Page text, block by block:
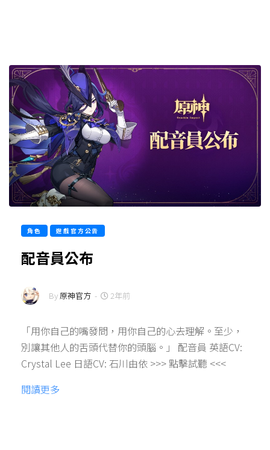
角色 遊戲官方公告
配音員公布
By原神官方 - 2年前
「用你自己的嘴發問，用你自己的心去理解。至少，
別讓其他人的舌頭代替你的頭腦。」 配音員 英語CV:
Crystal Lee 日語CV: 石川由依 >>> 點擊試聽 <<<
閱讀更多